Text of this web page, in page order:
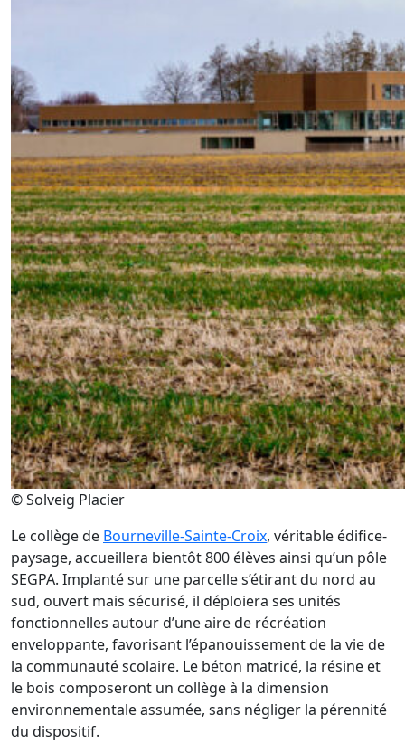
© Solveig Placier
Le collège de Bourneville-Sainte-Croix, véritable édifice-
paysage, accueillera bientôt 800 élèves ainsi qu’un pôle
SEGPA. Implanté sur une parcelle s’étirant du nord au
sud, ouvert mais sécurisé, il déploiera ses unités
fonctionnelles autour d’une aire de récréation
enveloppante, favorisant l’épanouissement de la vie de
la communauté scolaire. Le béton matricé, la résine et
le bois composeront un collège à la dimension
environnementale assumée, sans négliger la pérennité
du dispositif.